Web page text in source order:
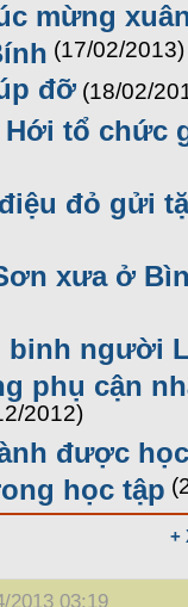
mừng
(17/02/2013)
đỡ (18/02/
tổ chức
đỏ gửi
xưa ở
binh người
phụ cận
2012)
được
học tập
+
2013 03:19